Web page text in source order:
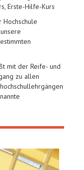
Erste-Hilfe-Kurs
mit der Reife- und
zu allen